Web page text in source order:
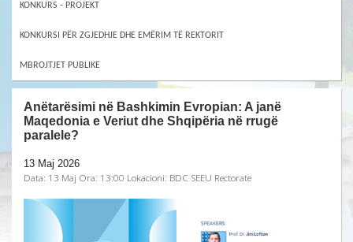
KONKURS - PROJEKT
KONKURSI PËR ZGJEDHJE DHE EMËRIM TË REKTORIT
MBROJTJET PUBLIKE
Anëtarësimi në Bashkimin Evropian: A janë
Maqedonia e Veriut dhe Shqipëria në rrugë
paralele?
13 Maj 2026
Data: 13 Maj Ora: 13:00 Lokacioni: BDC SEEU Rectorate